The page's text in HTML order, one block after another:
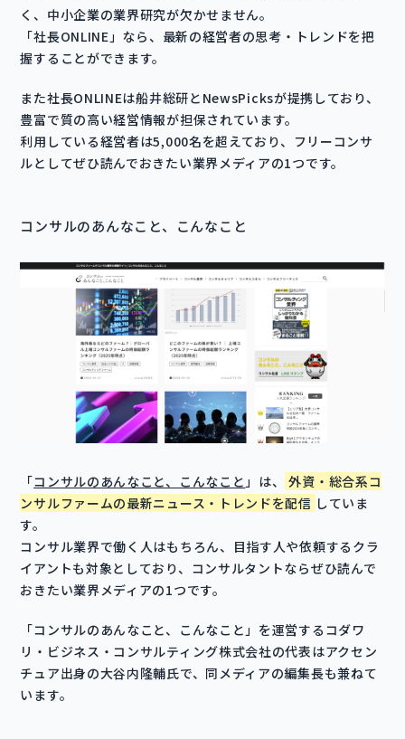
く、中小企業の業界研究が欠かせません。
「社長ONLINE」なら、最新の経営者の思考・トレンドを把
握することができます。
また社長ONLINEは船井総研とNewsPicksが提携しており、
豊富で質の高い経営情報が担保されています。
利用している経営者は5,000名を超えており、フリーコンサ
ルとしてぜひ読んでおきたい業界メディアの1つです。
コンサルのあんなこと、こんなこと
「コンサルのあんなこと、こんなこと」は、
外資・総合系コ
ンサルファームの最新ニュース・トレンドを配信 していま
す。
コンサル業界で働く人はもちろん、目指す人や依頼するクラ
イアントも対象としており、コンサルタントならぜひ読んで
おきたい業界メディアの1つです。
「コンサルのあんなこと、こんなこと」を運営するコダワ
リ・ビジネス・コンサルティング株式会社の代表はアクセン
チュア出身の大谷内隆輔氏で、同メディアの編集長も兼ねて
います。